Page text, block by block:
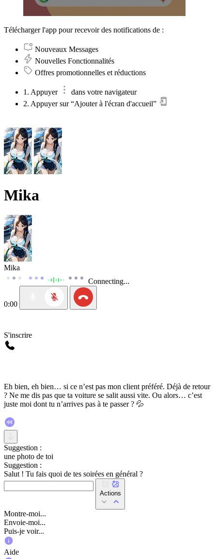
Télécharger l'app pour recevoir des notifications de :
Nouveaux Messages
Nouvelles Fonctionnalités
Offres promotionnelles et réductions
1. Appuyer
dans votre navigateur
2. Appuyer sur “Ajouter à l'écran d'accueil”
Mika
Mika
Connecting...
0:00
S'inscrire
Eh bien, eh bien… si ce n’est pas mon client préféré. Déjà de retour
? Ne me dis pas que ta voiture se salit aussi vite. Ou alors… c’est
juste moi dont tu n’arrives pas à te passer ? 💦
Suggestion :
une photo de toi
Suggestion :
Salut ! Tu fais quoi de tes soirées en général ?
Actions
Montre-moi...
Envoie-moi...
Puis-je voir...
Aide